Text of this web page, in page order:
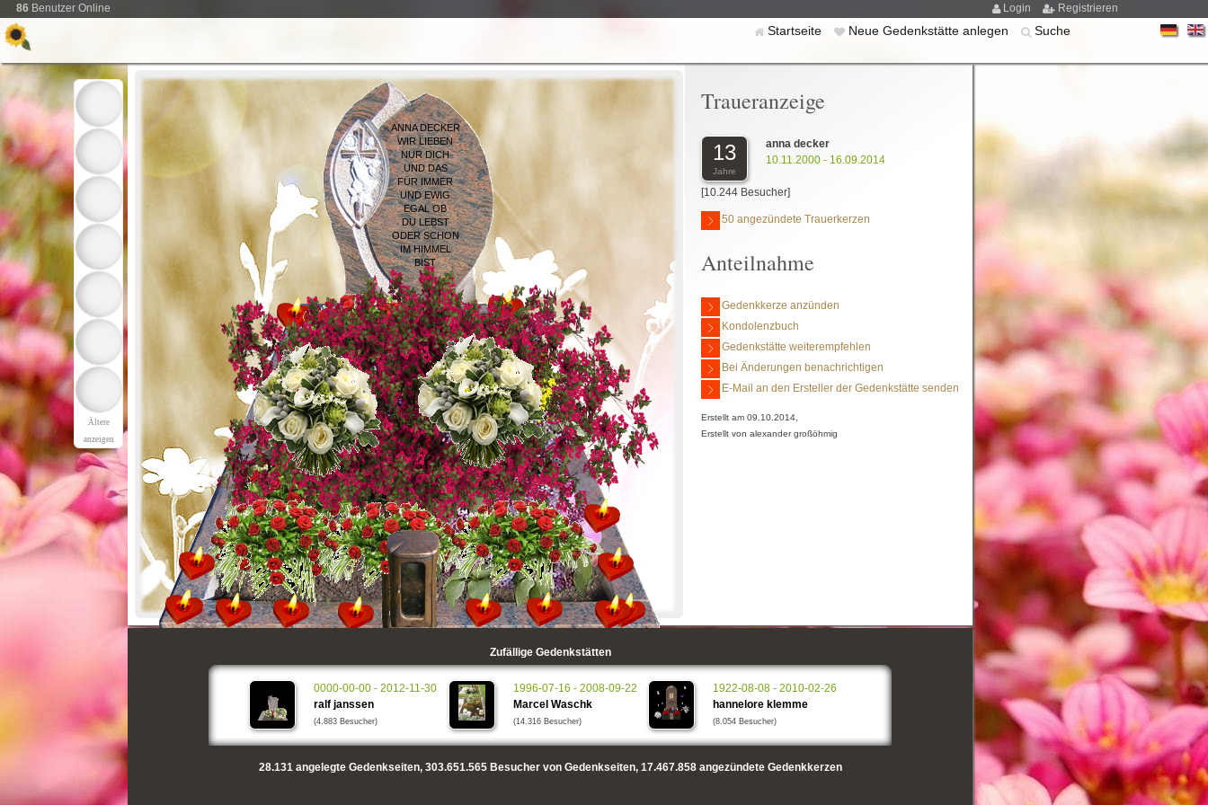
86 Benutzer Online Login Registrieren
Startseite Neue Gedenkstätte anlegen Suche
Ältere
anzeigen
ANNA DECKER
WIR LIEBEN
NUR DICH
UND DAS
FÜR IMMER
UND EWIG
EGAL OB
DU LEBST
ODER SCHON
IM HIMMEL
BIST
Traueranzeige
13
Jahre
anna decker
10.11.2000 - 16.09.2014
[10.244 Besucher]
50 angezündete Trauerkerzen
Anteilnahme
Gedenkkerze anzünden
Kondolenzbuch
Gedenkstätte weiterempfehlen
Bei Änderungen benachrichtigen
E-Mail an den Ersteller der Gedenkstätte senden
Erstellt am 09.10.2014,
Erstellt von alexander großöhmig
Zufällige Gedenkstätten
0000-00-00 - 2012-11-30
ralf janssen
(4.883 Besucher)
1996-07-16 - 2008-09-22
Marcel Waschk
(14.316 Besucher)
1922-08-08 - 2010-02-26
hannelore klemme
(8.054 Besucher)
28.131angelegte Gedenkseiten, 303.651.565Besucher von Gedenkseiten, 17.467.858angezündete Gedenkkerzen